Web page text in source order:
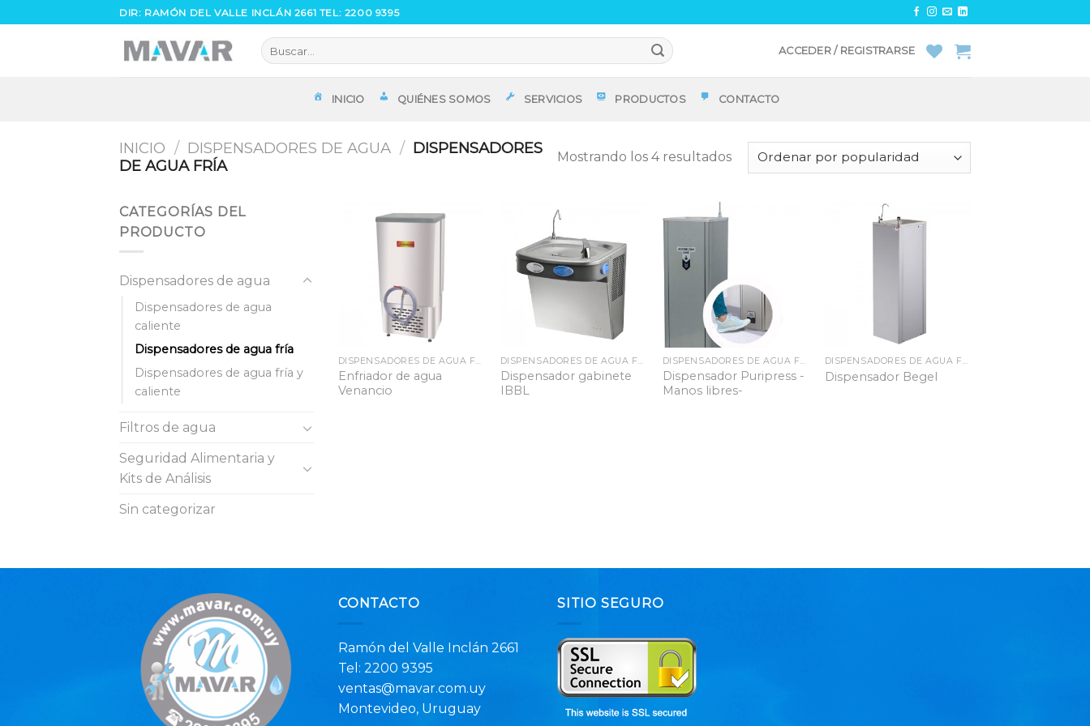
to
DIR: RAMÓN DEL VALLE INCLÁN 2661 TEL: 2200 9395
Buscar
por:
ACCEDER / REGISTRARSE
INICIO QUIÉNES SOMOS SERVICIOS PRODUCTOS CONTACTO
INICIO / DISPENSADORES DE AGUA / DISPENSADORES
DE AGUA FRÍA
Mostrando los 4 resultados
CATEGORÍAS DEL
PRODUCTO
Dispensadores de agua
Dispensadores de agua
caliente
Dispensadores de agua fría
Dispensadores de agua fría y
caliente
Filtros de agua
Seguridad Alimentaria y
Kits de Análisis
Sin categorizar
deseos
DISPENSADORES DE AGUA FRÍA
Enfriador de agua
Venancio
Añadir
a la
lista
de
deseos
DISPENSADORES DE AGUA FRÍA
Dispensador gabinete
IBBL
DISPENSADORES DE AGUA FRÍA
Dispensador Puripress -
Manos libres-
DISPENSADORES DE AGUA FRÍA
Dispensador Begel
CONTACTO
Ramón del Valle Inclán 2661
Tel: 2200 9395
ventas@mavar.com.uy
Montevideo, Uruguay
SITIO SEGURO